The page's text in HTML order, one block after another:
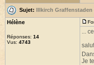
Sujet: Illkirch Graffenstaden
Hélène
Réponses: 14
Vus: 4743
...
Je